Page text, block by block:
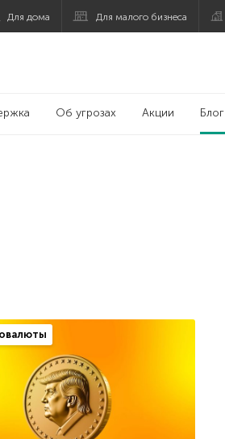
Для дома Для малого бизнеса
Об угрозах Акции Блог